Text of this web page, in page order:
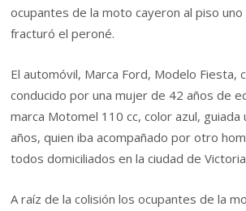
ocupantes de la moto cayeron al piso
fracturó el peroné.
El automóvil, Marca Ford, Modelo Fiesta,
conducido por una mujer de 42 años de
marca Motomel 110 cc, color azul, guiada
años, quien iba acompañado por otro
todos domiciliados en la ciudad de
A raíz de la colisión los ocupantes de la